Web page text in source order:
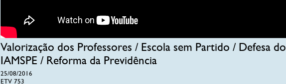
Valorização dos Professores / Escola sem Partido / Defesa do
IAMSPE / Reforma da Previdência
25/08/2016
ETV 753